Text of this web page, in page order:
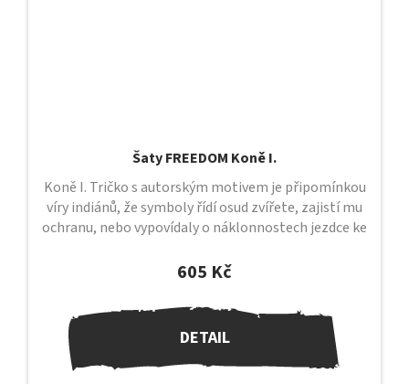
Šaty FREEDOM Koně I.
605 Kč
DETAIL
Koně I. Tričko s autorským motivem je připomínkou
víry indiánů, že symboly řídí osud zvířete, zajistí mu
ochranu, nebo vypovídaly o náklonnostech jezdce ke